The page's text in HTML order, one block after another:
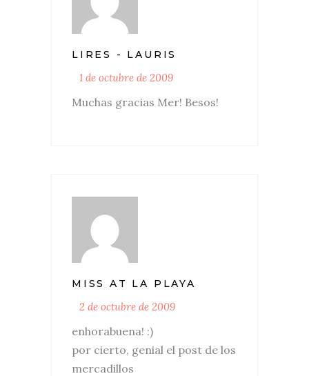
LIRES - LAURIS
1 de octubre de 2009
Muchas gracias Mer! Besos!
MISS AT LA PLAYA
2 de octubre de 2009
enhorabuena! :)
por cierto, genial el post de los
mercadillos